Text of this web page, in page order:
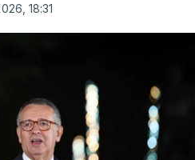
18:31